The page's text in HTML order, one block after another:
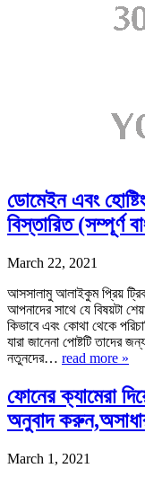
ডোমেইন এবং
বিস্তারিত (সম্পূর্ণ
March 22, 2021
আসসালামু আলাইকুম প্রিয়
আপনাদের সাথে যে বিষয়টা
কিভাবে এবং কোথা থেকে
যারা জানেনা পোষ্টটি তাদের
নতুনদের… read more »
ফোনের ক্যামেরা
অনুবাদ
March 1, 2021